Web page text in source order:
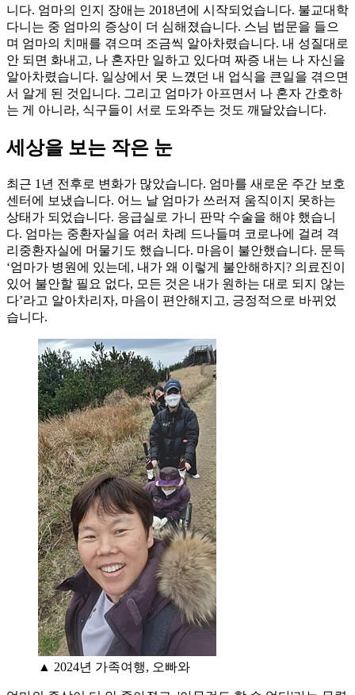
니다. 엄마의 인지 장애는 2018년에 시작되었습니다. 불교대학
다니는 중 엄마의 증상이 더 심해졌습니다. 스님 법문을 들으
며 엄마의 치매를 겪으며 조금씩 알아차렸습니다. 내 성질대로
안 되면 화내고, 나 혼자만 일하고 있다며 짜증 내는 나 자신을
알아차렸습니다. 일상에서 못 느꼈던 내 업식을 큰일을 겪으면
서 알게 된 것입니다. 그리고 엄마가 아프면서 나 혼자 간호하
는 게 아니라, 식구들이 서로 도와주는 것도 깨달았습니다.
세상을 보는 작은 눈
최근 1년 전후로 변화가 많았습니다. 엄마를 새로운 주간 보호
센터에 보냈습니다. 어느 날 엄마가 쓰러져 움직이지 못하는
상태가 되었습니다. 응급실로 가니 판막 수술을 해야 했습니
다. 엄마는 중환자실을 여러 차례 드나들며 코로나에 걸려 격
리중환자실에 머물기도 했습니다. 마음이 불안했습니다. 문득
‘엄마가 병원에 있는데, 내가 왜 이렇게 불안해하지? 의료진이
있어 불안할 필요 없다, 모든 것은 내가 원하는 대로 되지 않는
다’라고 알아차리자, 마음이 편안해지고, 긍정적으로 바뀌었
습니다.
▲ 2024년 가족여행, 오빠와